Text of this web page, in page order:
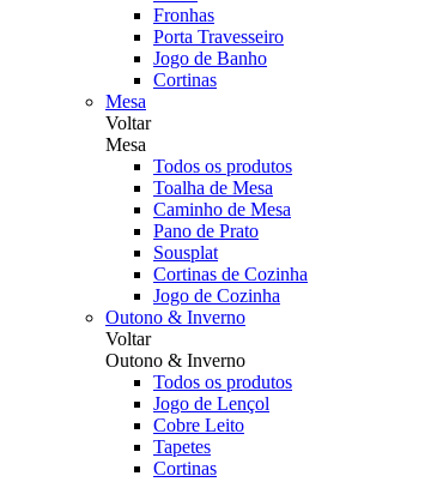
Fronhas
Porta Travesseiro
Jogo de Banho
Cortinas
Mesa
Voltar
Mesa
Todos os produtos
Toalha de Mesa
Caminho de Mesa
Pano de Prato
Sousplat
Cortinas de Cozinha
Jogo de Cozinha
Outono & Inverno
Voltar
Outono & Inverno
Todos os produtos
Jogo de Lençol
Cobre Leito
Tapetes
Cortinas